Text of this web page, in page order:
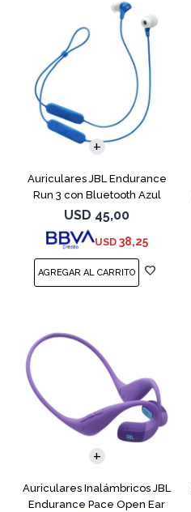
Auriculares JBL Endurance
Run 3 con Bluetooth Azul
USD 45,00
USD 38,25
Auriculares Inalámbricos JBL
Endurance Pace Open Ear